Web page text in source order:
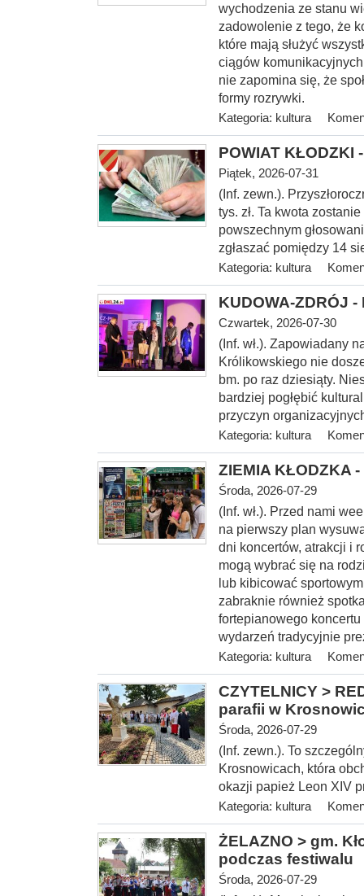
wychodzenia ze stanu
zadowolenie z tego, że
które mają służyć
ciągów
nie zapomina się, że
formy rozrywki.
Kategoria: kultura
POWIAT KŁODZKI
Piątek, 2026-07-31
(Inf. zewn.).
tys. zł. Ta kwota
powszechnym
zgłaszać pomiędzy 14
Kategoria: kultura
KUDOWA-ZDRÓJ
Czwartek, 2026-07-30
(Inf. wł.). Zapowiadany
Królikowskiego nie
bm. po raz dziesiąty.
bardziej pogłębić
przyczyn
Kategoria: kultura
ZIEMIA KŁODZKA
Środa, 2026-07-29
(Inf. wł.). Przed nami
na pierwszy plan
dni koncertów, atrakcji i
mogą wybrać się na
lub kibicować
zabraknie również
fortepianowego
wydarzeń tradycyjnie
Kategoria: kultura
CZYTELNICY >
parafii w
Środa, 2026-07-29
(Inf. zewn.). To
Krosnowicach, która
okazji papież Leon XIV
Kategoria: kultura
ŻELAZNO > gm.
podczas festiwalu
Środa, 2026-07-29